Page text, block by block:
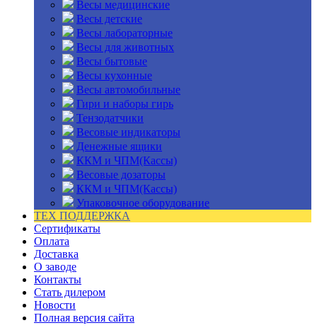
Весы медицинские
Весы детские
Весы лабораторные
Весы для животных
Весы бытовые
Весы кухонные
Весы автомобильные
Гири и наборы гирь
Тензодатчики
Весовые индикаторы
Денежные ящики
ККМ и ЧПМ(Кассы)
Весовые дозаторы
ККМ и ЧПМ(Кассы)
Упаковочное оборудование
ТЕХ ПОДДЕРЖКА
Сертификаты
Оплата
Доставка
О заводе
Контакты
Стать дилером
Новости
Полная версия сайта